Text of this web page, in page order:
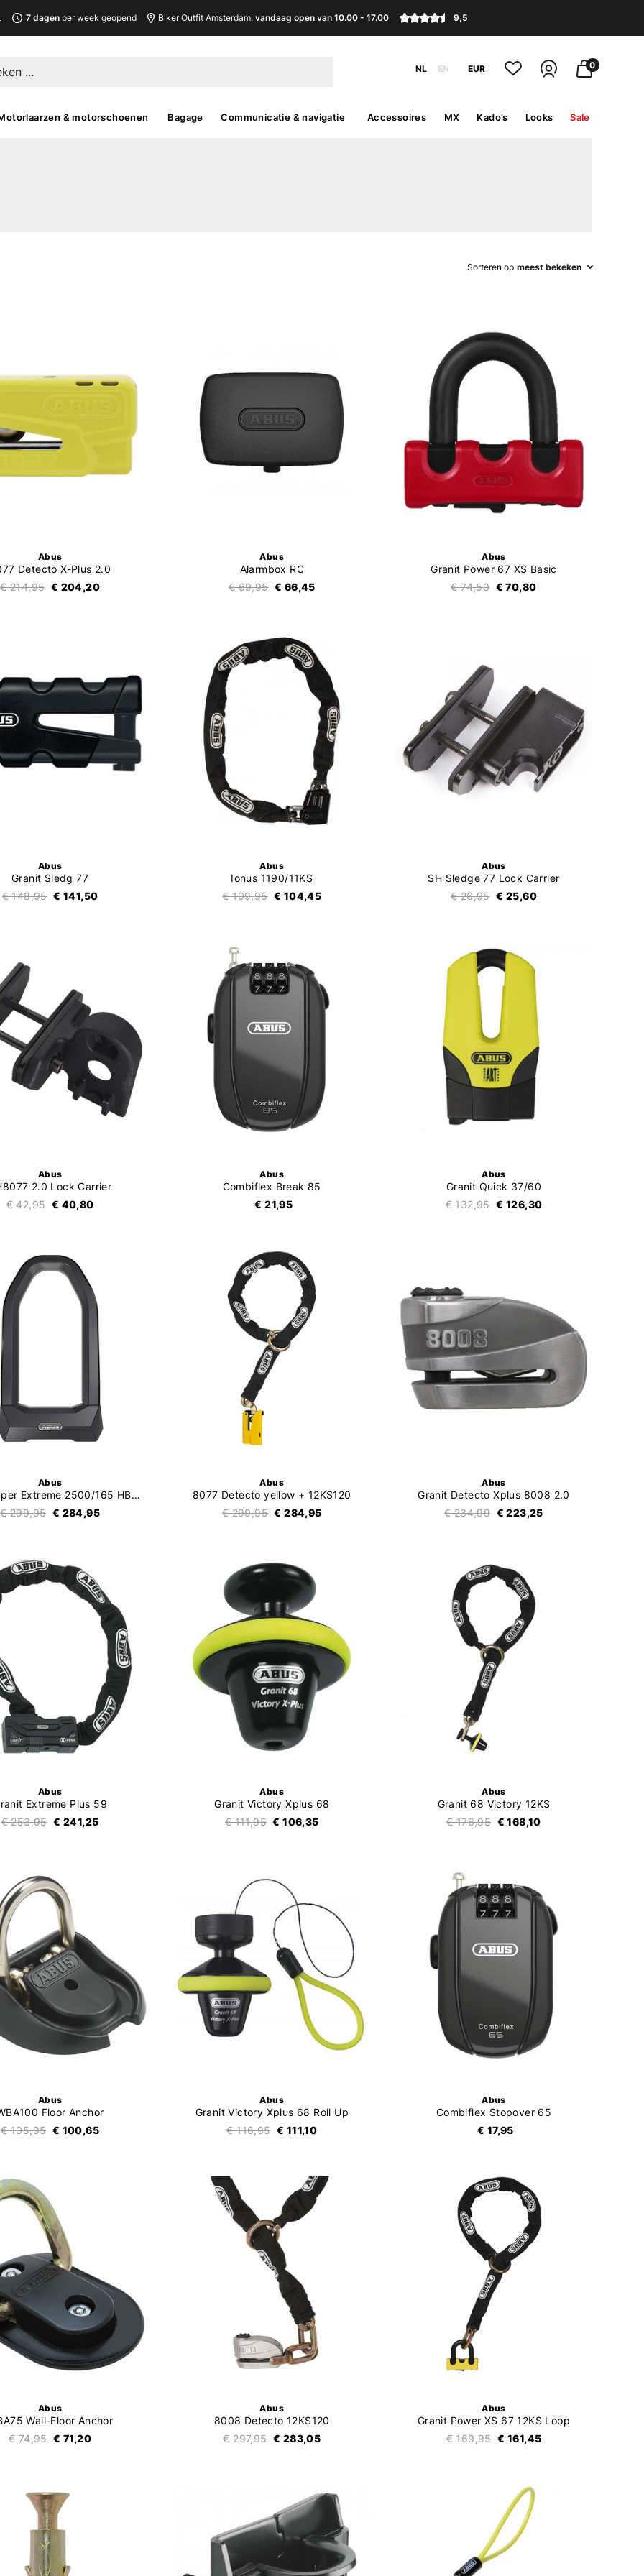
7 dagen per week geopend Biker Outfit Amsterdam:vandaag open van 10.00 - 17.00 9,5
NL EN EUR 0
& motorschoenen Bagage Communicatie & navigatie Accessoires MX Kado’s Looks Sale
Sorteren op meest bekeken
Abus
Detecto X-Plus 2.0
€ 214,95 € 204,20
Abus
Alarmbox RC
€ 69,95 € 66,45
Abus
Granit Power 67 XS Basic
€ 74,50 € 70,80
Abus
Granit Sledg 77
€ 148,95 € 141,50
Abus
Ionus 1190/11KS
€ 109,95 € 104,45
Abus
SH Sledge 77 Lock Carrier
€ 26,95 € 25,60
Abus
2.0 Lock Carrier
€ 42,95 € 40,80
Abus
Combiflex Break 85
€ 21,95
Abus
Granit Quick 37/60
€ 132,95 € 126,30
Abus
Granit Super Extreme 2500/165 HB230
€ 299,95 € 284,95
Abus
8077 Detecto yellow + 12KS120
€ 299,95 € 284,95
Abus
Granit Detecto Xplus 8008 2.0
€ 234,99 € 223,25
Abus
Extreme Plus 59
€ 253,95 € 241,25
Abus
Granit Victory Xplus 68
€ 111,95 € 106,35
Abus
Granit 68 Victory 12KS
€ 176,95 € 168,10
Abus
Floor Anchor
€ 105,95 € 100,65
Abus
Granit Victory Xplus 68 Roll Up
€ 116,95 € 111,10
Abus
Combiflex Stopover 65
€ 17,95
Abus
Wall-Floor Anchor
€ 74,95 € 71,20
Abus
8008 Detecto 12KS120
€ 297,95 € 283,05
Abus
Granit Power XS 67 12KS Loop
€ 169,95 € 161,45